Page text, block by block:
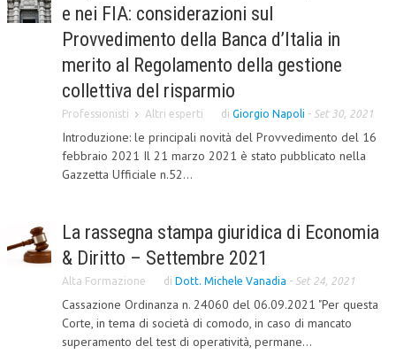
DIVENTA SOCIO
BROCHURE CE.S.E.D.
LA RIVISTA
COMITATO SCIENTIFICO
COMITATO EDITORIALE
PEER REVIEW
CODICE ETICO
AUTORI
COLLABORA CON NOI
e nei FIA: considerazioni sul
Provvedimento della Banca d’Italia in
merito al Regolamento della gestione
collettiva del risparmio
Professionisti Altri esperti di Giorgio Napoli - Set 30, 2021
Introduzione: le principali novità del Provvedimento del 16
febbraio 2021 Il 21 marzo 2021 è stato pubblicato nella
Gazzetta Ufficiale n.52...
La rassegna stampa giuridica di Economia
& Diritto – Settembre 2021
Alta Formazione di Dott. Michele Vanadia - Set 24, 2021
Cassazione Ordinanza n. 24060 del 06.09.2021 "Per questa
Corte, in tema di società di comodo, in caso di mancato
superamento del test di operatività, permane...